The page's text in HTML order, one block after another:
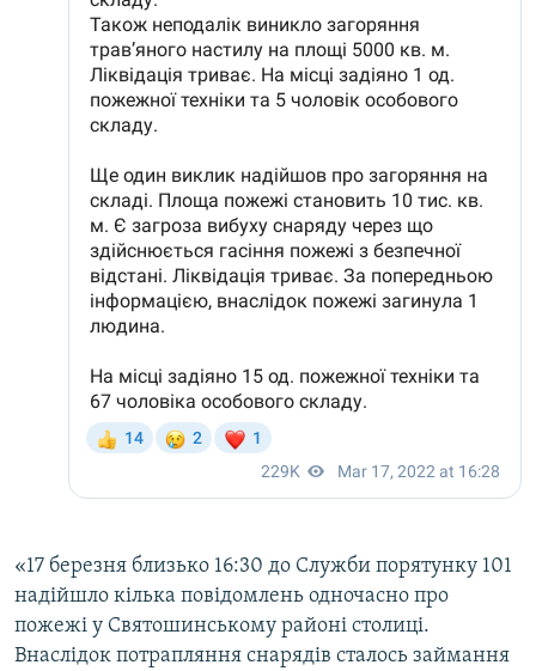
«17 березня близько 16:30 до Служби порятунку 101
надійшло кілька повідомлень одночасно про
пожежі у Святошинському районі столиці.
Внаслідок потрапляння снарядів сталось займання